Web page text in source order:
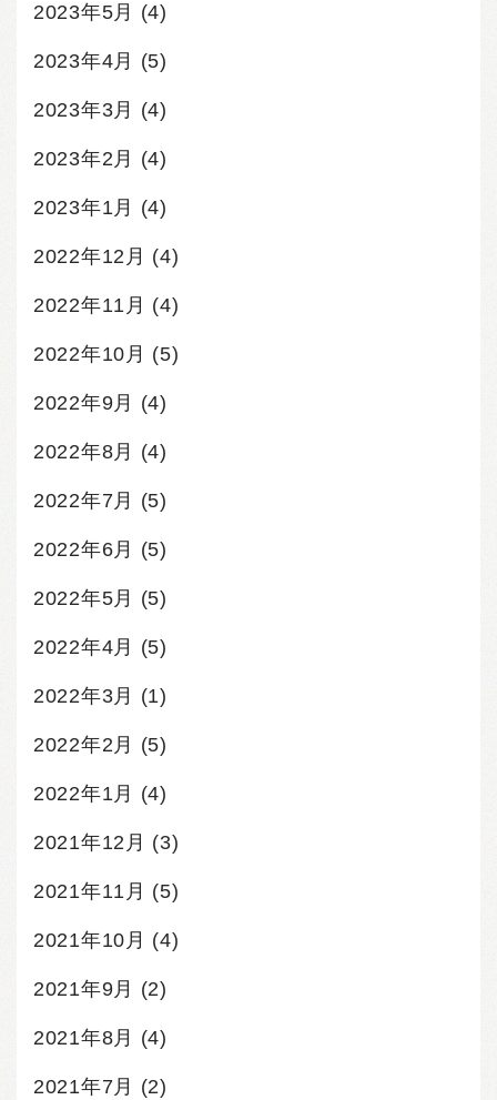
2023年5月 (4)
2023年4月 (5)
2023年3月 (4)
2023年2月 (4)
2023年1月 (4)
2022年12月 (4)
2022年11月 (4)
2022年10月 (5)
2022年9月 (4)
2022年8月 (4)
2022年7月 (5)
2022年6月 (5)
2022年5月 (5)
2022年4月 (5)
2022年3月 (1)
2022年2月 (5)
2022年1月 (4)
2021年12月 (3)
2021年11月 (5)
2021年10月 (4)
2021年9月 (2)
2021年8月 (4)
2021年7月 (2)